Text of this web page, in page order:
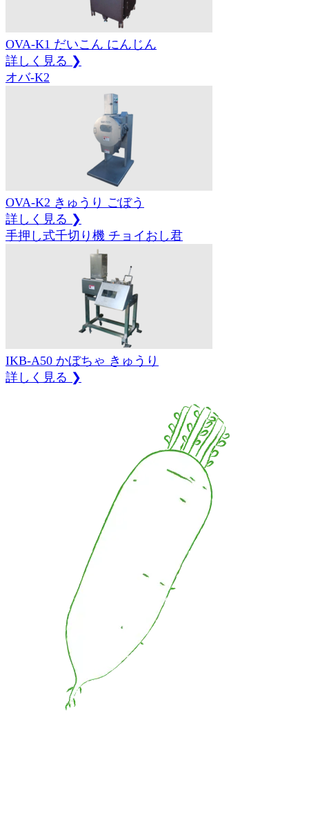
OVA-K1 だいこん にんじん
詳しく見る ❯
オバ-K2
OVA-K2 きゅうり ごぼう
詳しく見る ❯
手押し式千切り機 チョイおし君
IKB-A50 かぼちゃ きゅうり
詳しく見る ❯